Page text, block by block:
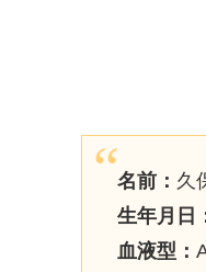
名前： 久
生年月日
血液型：